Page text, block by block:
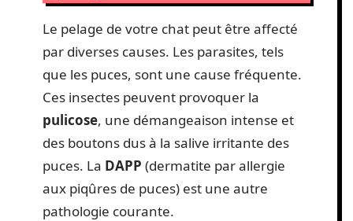
Le pelage de votre chat peut être affecté
par diverses causes. Les parasites, tels
que les puces, sont une cause fréquente.
Ces insectes peuvent provoquer la
pulicose, une démangeaison intense et
des boutons dus à la salive irritante des
puces. La DAPP (dermatite par allergie
aux piqûres de puces) est une autre
pathologie courante.